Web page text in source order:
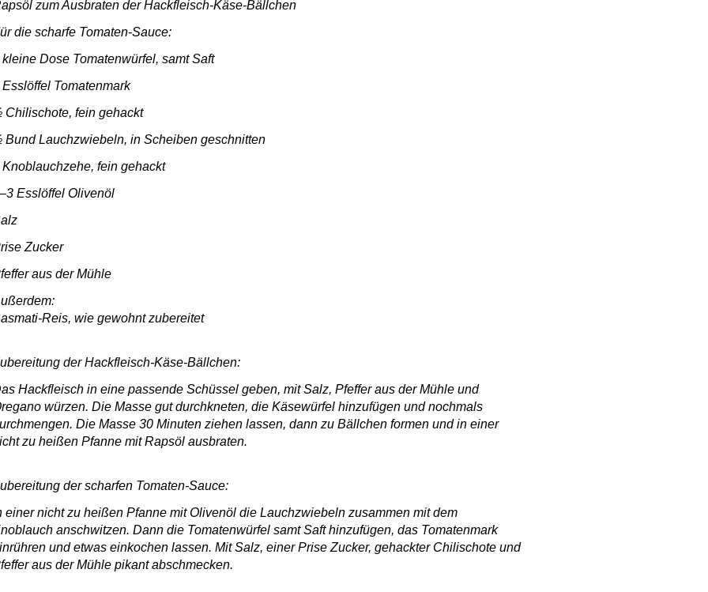
zum Ausbraten der Hackfleisch-Käse-Bällchen
die scharfe Tomaten-Sauce:
kleine Dose Tomatenwürfel, samt Saft
Esslöffel Tomatenmark
Chilischote, fein gehackt
Bund Lauchzwiebeln, in Scheiben geschnitten
Knoblauchzehe, fein gehackt
Esslöffel Olivenöl
Zucker
aus der Mühle
Reis, wie gewohnt zubereitet
der Hackfleisch-Käse-Bällchen:
Hackfleisch in eine passende Schüssel geben, mit Salz, Pfeffer aus der Mühle und
würzen. Die Masse gut durchkneten, die Käsewürfel hinzufügen und nochmals
Die Masse 30 Minuten ziehen lassen, dann zu Bällchen formen und in einer
zu heißen Pfanne mit Rapsöl ausbraten.
der scharfen Tomaten-Sauce:
einer nicht zu heißen Pfanne mit Olivenöl die Lauchzwiebeln zusammen mit dem
anschwitzen. Dann die Tomatenwürfel samt Saft hinzufügen, das Tomatenmark
und etwas einkochen lassen. Mit Salz, einer Prise Zucker, gehackter Chilischote und
aus der Mühle pikant abschmecken.